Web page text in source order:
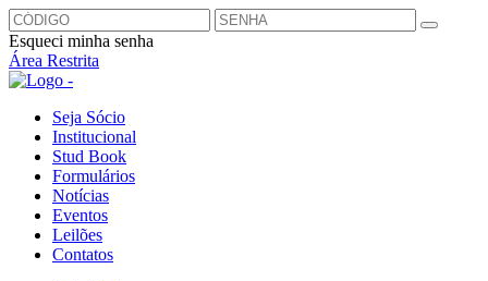
Esqueci minha senha
Área Restrita
Seja Sócio
Institucional
Stud Book
Formulários
Notícias
Eventos
Leilões
Contatos